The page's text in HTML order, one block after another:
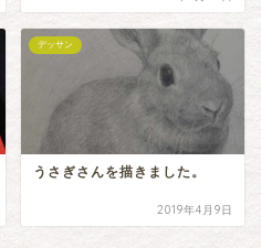
デッサン
うさぎさんを描きました。
2019年4月9日